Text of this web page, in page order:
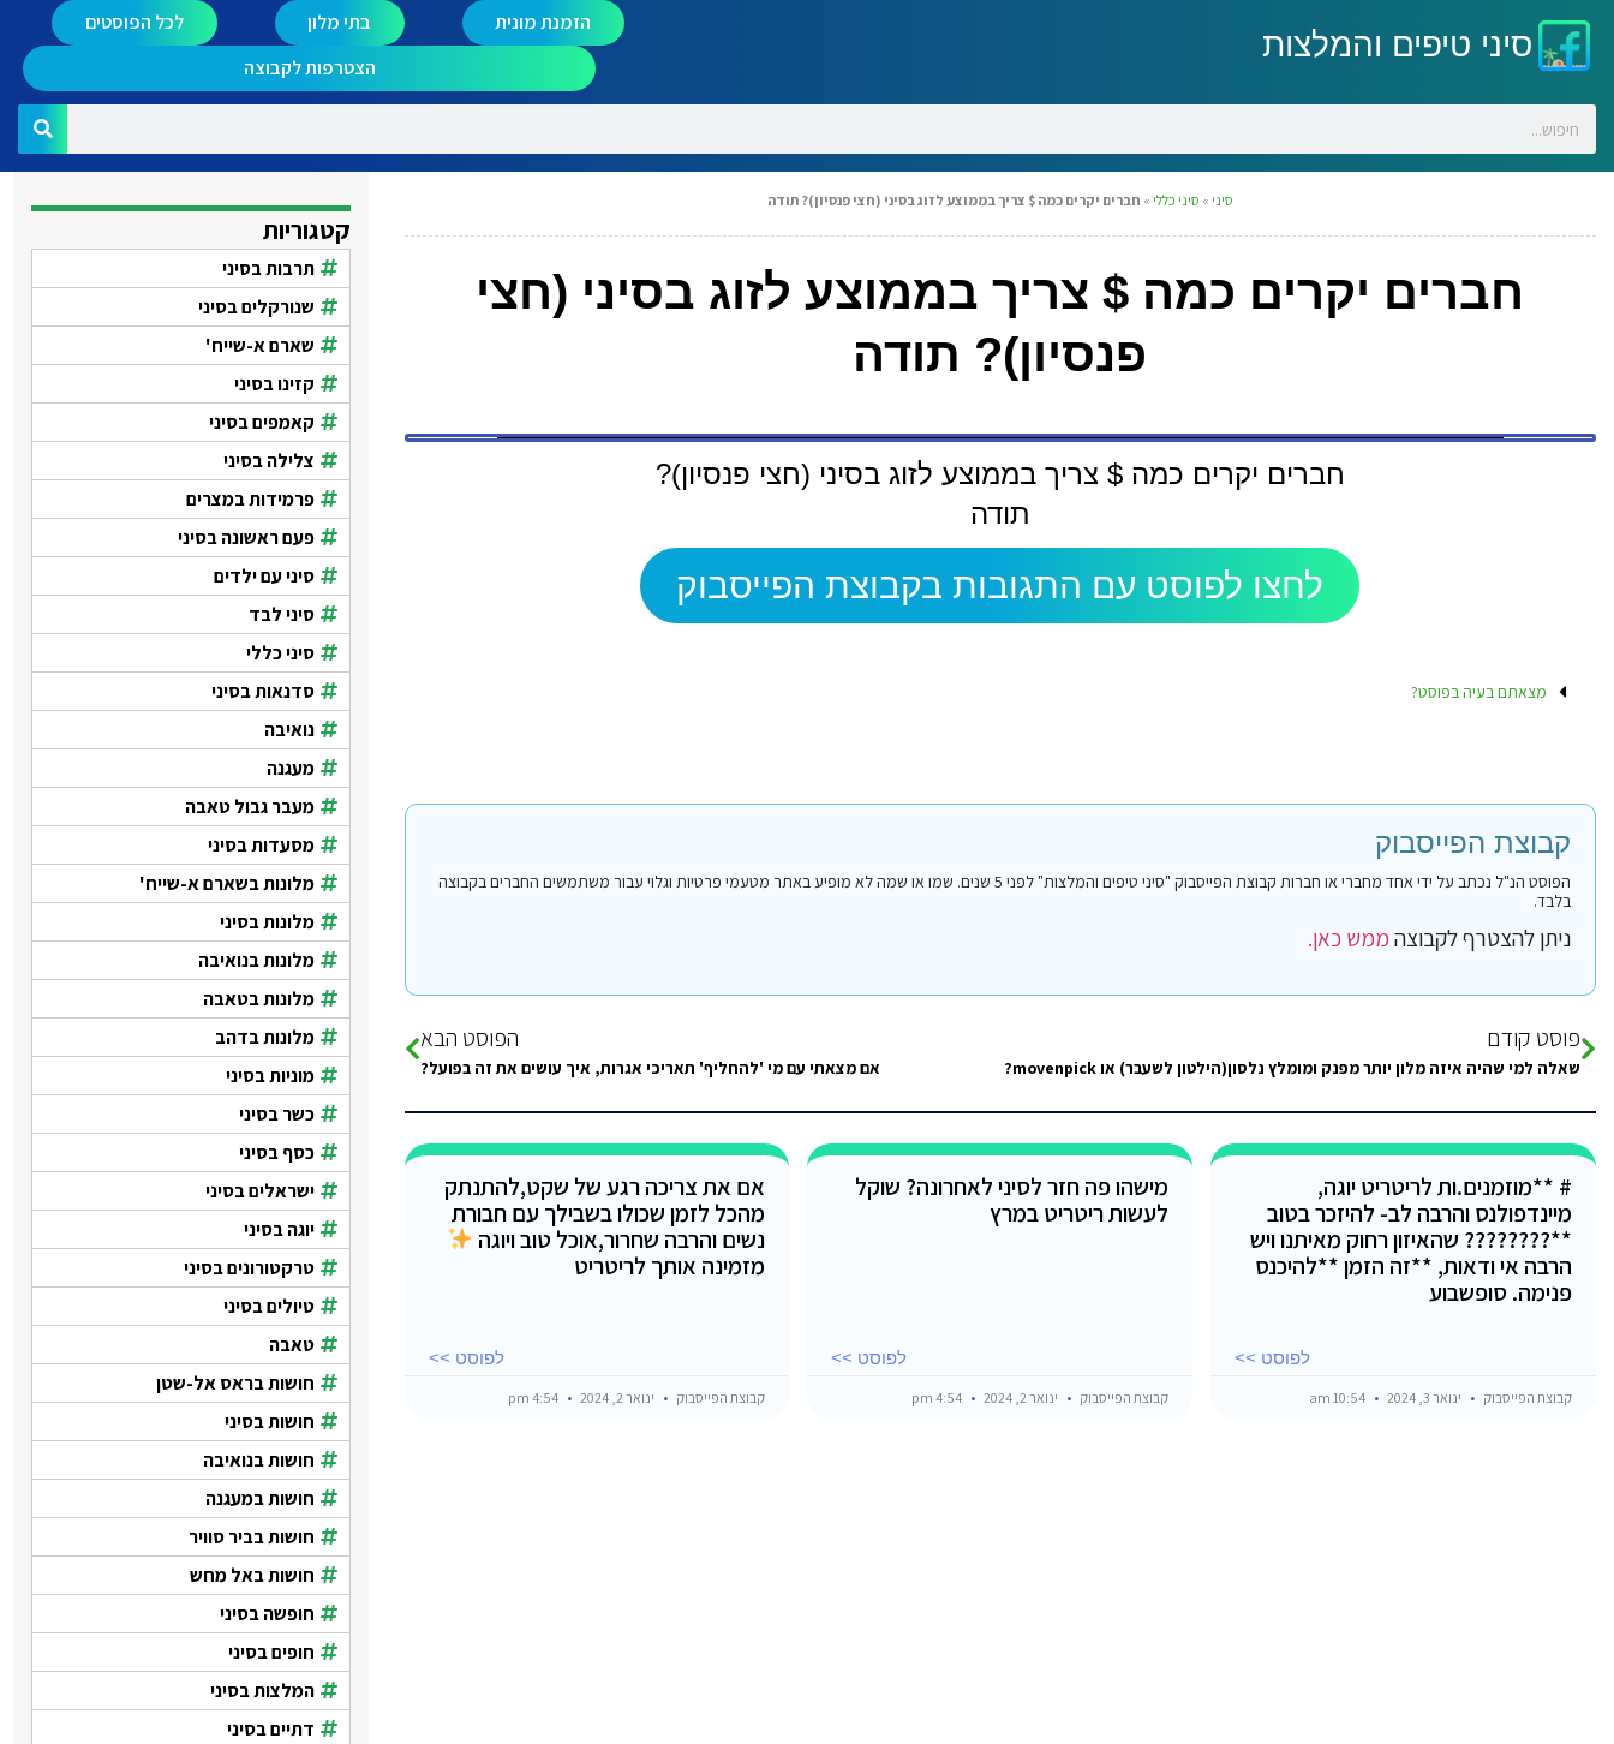
סיני טיפים והמלצות
הזמנת מונית בתי מלון
לכל הפוסטים
הצטרפות לקבוצה
סיני » סיני כללי » חברים יקרים כמה $ צריך בממוצע לזוג בסיני (חצי פנסיון)? תודה
חברים יקרים כמה $ צריך בממוצע לזוג בסיני (חצי
פנסיון)? תודה
חברים יקרים כמה $ צריך בממוצע לזוג בסיני (חצי פנסיון)?
תודה
לחצו לפוסט עם התגובות בקבוצת הפייסבוק
מצאתם בעיה בפוסט?
קבוצת הפייסבוק
הפוסט הנ"ל נכתב על ידי אחד מחברי או חברות קבוצת הפייסבוק "סיני טיפים והמלצות" לפני 5 שנים. שמו או שמה לא מופיע באתר מטעמי פרטיות וגלוי עבור משתמשים החברים בקבוצה
בלבד.
ניתן להצטרף לקבוצהממש כאן.
פוסט קודם
שאלה למי שהיה איזה מלון יותר מפנק ומומלץ נלסון(הילטון לשעבר) או movenpick?
הפוסט הבא
אם מצאתי עם מי 'להחליף' תאריכי אגרות, איך עושים את זה בפועל?
# **מוזמנים.ות לריטריט יוגה,
מיינדפולנס והרבה לב- להיזכר בטוב
**???????? שהאיזון רחוק מאיתנו ויש
הרבה אי ודאות, **זה הזמן **להיכנס
פנימה. סופשבוע
לפוסט >>
קבוצת הפייסבוק ינואר 3, 2024
מישהו פה חזר לסיני לאחרונה? שוקל
לעשות ריטריט במרץ
לפוסט >>
קבוצת הפייסבוק ינואר 2, 2024
אם את צריכה רגע של שקט,להתנתק
מהכל לזמן שכולו בשבילך עם חבורת
נשים והרבה שחרור,אוכל טוב ויוגה
מזמינה אותך לריטריט
לפוסט >>
קבוצת הפייסבוק ינואר 2, 2024
קטגוריות
תרבות בסיני
שנורקלים בסיני
שארם א-שייח'
קזינו בסיני
קאמפים בסיני
צלילה בסיני
פרמידות במצרים
פעם ראשונה בסיני
סיני עם ילדים
סיני לבד
סיני כללי
סדנאות בסיני
נואיבה
מעגנה
מעבר גבול טאבה
מסעדות בסיני
מלונות בשארם א-שייח'
מלונות בסיני
מלונות בנואיבה
מלונות בטאבה
מלונות בדהב
מוניות בסיני
כשר בסיני
כסף בסיני
ישראלים בסיני
יוגה בסיני
טרקטורונים בסיני
טיולים בסיני
טאבה
חושות בראס אל-שטן
חושות בסיני
חושות בנואיבה
חושות במעגנה
חושות בביר סוויר
חושות באל מחש
חופשה בסיני
חופים בסיני
המלצות בסיני
דתיים בסיני